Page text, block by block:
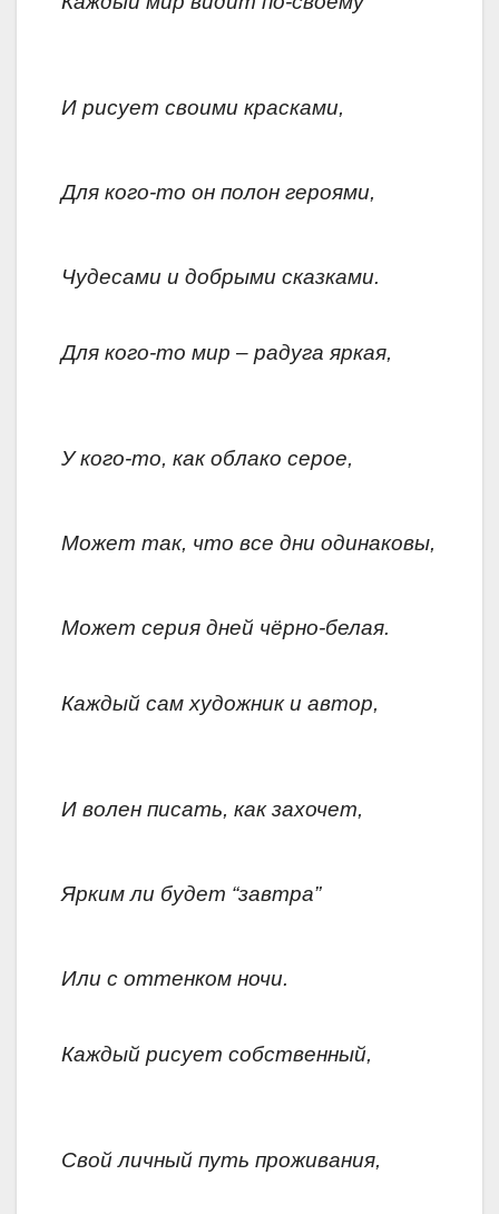
И рисует своими красками,
Для кого-то он полон героями,
Чудесами и добрыми сказками.
Для кого-то мир – радуга яркая,
У кого-то, как облако серое,
Может так, что все дни одинаковы,
Может серия дней чёрно-белая.
Каждый сам художник и автор,
И волен писать, как захочет,
Ярким ли будет “завтра”
Или с оттенком ночи.
Каждый рисует собственный,
Свой личный путь проживания,